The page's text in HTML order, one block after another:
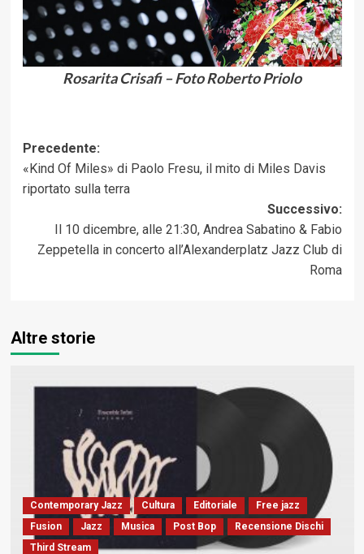
Rosarita Crisafi – Foto Roberto Priolo
Navigazione
articolo
Precedente:
«Kind Of Miles» di Paolo Fresu, il mito di Miles Davis
riportato sulla terra
Successivo:
Il 10 dicembre, alle 21:30, Andrea Sabatino & Fabio
Zeppetella in concerto all’Alexanderplatz Jazz Club di
Roma
Altre storie
Contemporary Jazz Cultura Editoriale
Free jazz
Fusion
Jazz Musica Post Bop
Recensione Dischi
Third Stream